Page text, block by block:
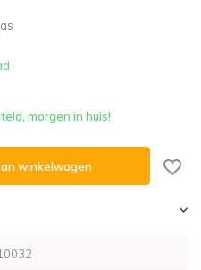
morgen in huis!
winkelwagen